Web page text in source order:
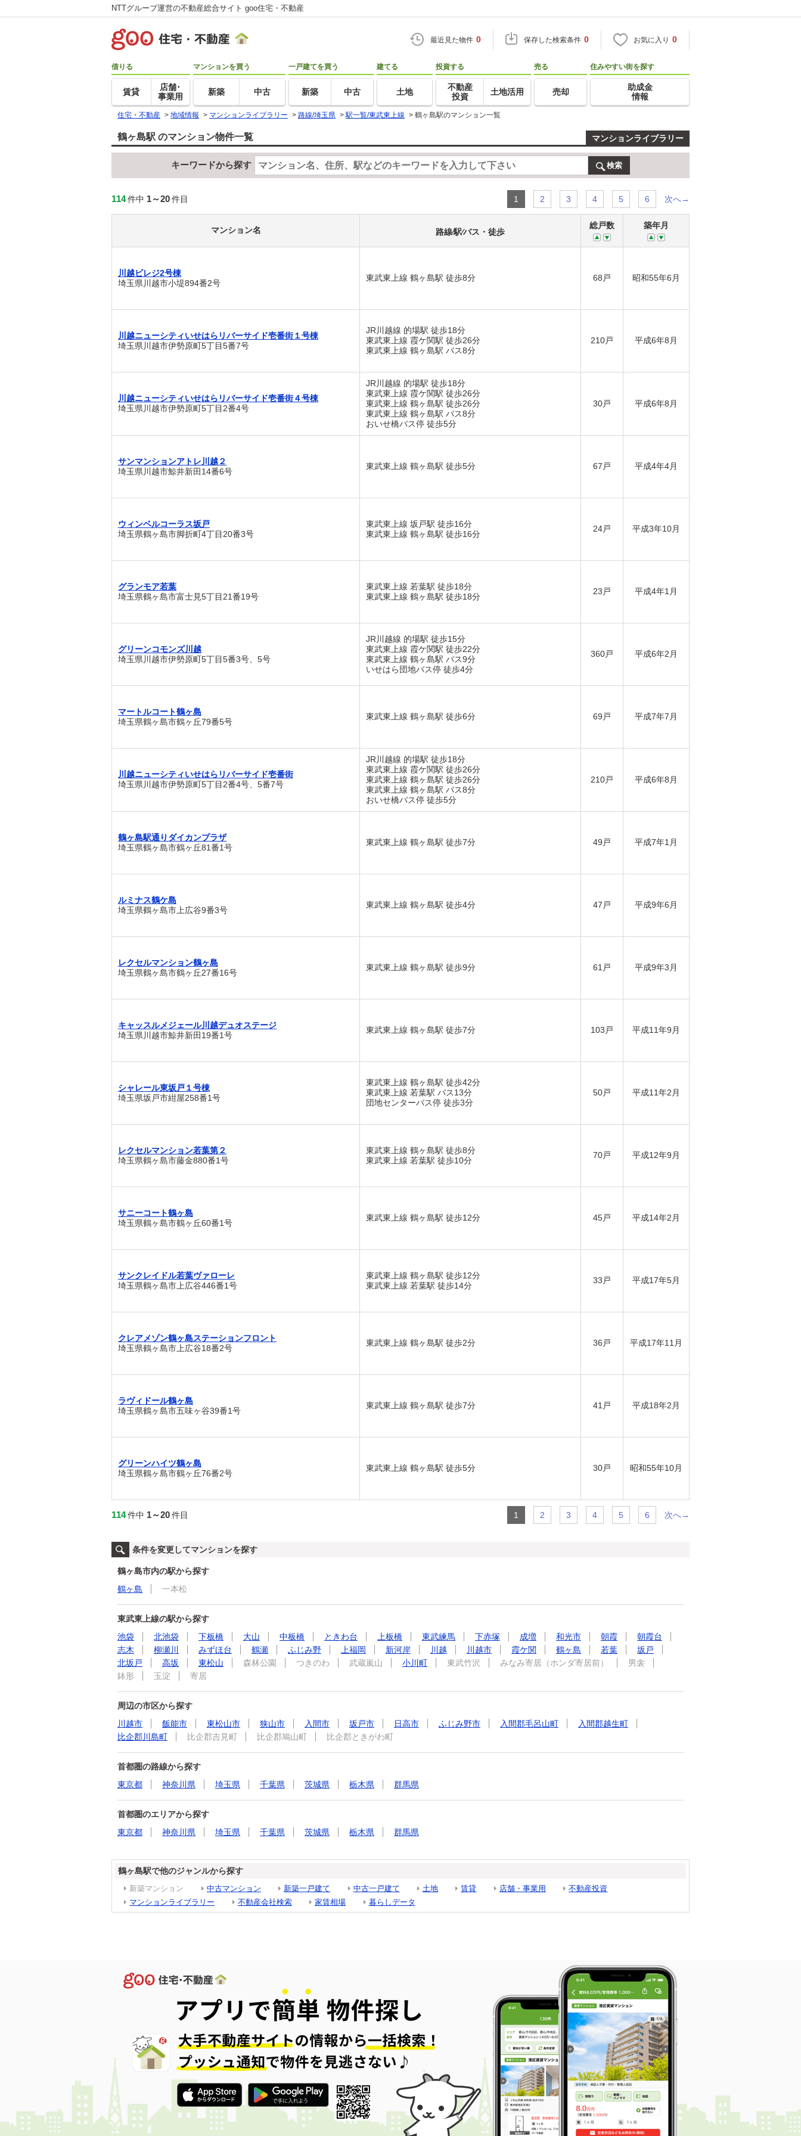
NTTグループ運営の不動産総合サイト goo住宅・不動産
最近見た物件 0 保存した検索条件 0 お気に入り 0
借りる
賃貸
店舗･
事業用
マンションを買う
新築 中古
一戸建てを買う
新築 中古
建てる
土地
投資する
不動産
投資
土地活用
売る
売却
住みやすい街を探す
助成金
情報
住宅・不動産 > 地域情報 > マンションライブラリー > 路線/埼玉県 > 駅一覧/東武東上線 > 鶴ヶ島駅のマンション一覧
鶴ヶ島駅 のマンション物件一覧 マンションライブラリー
キーワードから探す 検索
114件中 1～20件目 1 2 3 4 5 6 次へ→
マンション名 路線⁄駅⁄バス・徒歩
総戸数 築年月
川越ビレジ2号棟
埼玉県川越市小堤894番2号
東武東上線 鶴ヶ島駅 徒歩8分 68戸 昭和55年6月
川越ニューシティいせはらリバーサイド壱番街１号棟
埼玉県川越市伊勢原町5丁目5番7号
JR川越線 的場駅 徒歩18分
東武東上線 霞ケ関駅 徒歩26分
東武東上線 鶴ヶ島駅 バス8分
210戸 平成6年8月
川越ニューシティいせはらリバーサイド壱番街４号棟
埼玉県川越市伊勢原町5丁目2番4号
JR川越線 的場駅 徒歩18分
東武東上線 霞ケ関駅 徒歩26分
東武東上線 鶴ヶ島駅 徒歩26分
東武東上線 鶴ヶ島駅 バス8分
おいせ橋バス停 徒歩5分
30戸 平成6年8月
サンマンションアトレ川越２
埼玉県川越市鯨井新田14番6号
東武東上線 鶴ヶ島駅 徒歩5分 67戸 平成4年4月
ウィンベルコーラス坂戸
埼玉県鶴ヶ島市脚折町4丁目20番3号
東武東上線 坂戸駅 徒歩16分
東武東上線 鶴ヶ島駅 徒歩16分
24戸 平成3年10月
グランモア若葉
埼玉県鶴ヶ島市富士見5丁目21番19号
東武東上線 若葉駅 徒歩18分
東武東上線 鶴ヶ島駅 徒歩18分
23戸 平成4年1月
グリーンコモンズ川越
埼玉県川越市伊勢原町5丁目5番3号、5号
JR川越線 的場駅 徒歩15分
東武東上線 霞ケ関駅 徒歩22分
東武東上線 鶴ヶ島駅 バス9分
いせはら団地バス停 徒歩4分
360戸 平成6年2月
マートルコート鶴ヶ島
埼玉県鶴ヶ島市鶴ヶ丘79番5号
東武東上線 鶴ヶ島駅 徒歩6分 69戸 平成7年7月
川越ニューシティいせはらリバーサイド壱番街
埼玉県川越市伊勢原町5丁目2番4号、5番7号
JR川越線 的場駅 徒歩18分
東武東上線 霞ケ関駅 徒歩26分
東武東上線 鶴ヶ島駅 徒歩26分
東武東上線 鶴ヶ島駅 バス8分
おいせ橋バス停 徒歩5分
210戸 平成6年8月
鶴ヶ島駅通りダイカンプラザ
埼玉県鶴ヶ島市鶴ヶ丘81番1号
東武東上線 鶴ヶ島駅 徒歩7分 49戸 平成7年1月
ルミナス鶴ケ島
埼玉県鶴ヶ島市上広谷9番3号
東武東上線 鶴ヶ島駅 徒歩4分 47戸 平成9年6月
レクセルマンション鶴ヶ島
埼玉県鶴ヶ島市鶴ヶ丘27番16号
東武東上線 鶴ヶ島駅 徒歩9分 61戸 平成9年3月
キャッスルメジェール川越デュオステージ
埼玉県川越市鯨井新田19番1号
東武東上線 鶴ヶ島駅 徒歩7分 103戸 平成11年9月
シャレール東坂戸１号棟
埼玉県坂戸市紺屋258番1号
東武東上線 鶴ヶ島駅 徒歩42分
東武東上線 若葉駅 バス13分
団地センターバス停 徒歩3分
50戸 平成11年2月
レクセルマンション若葉第２
埼玉県鶴ヶ島市藤金880番1号
東武東上線 鶴ヶ島駅 徒歩8分
東武東上線 若葉駅 徒歩10分
70戸 平成12年9月
サニーコート鶴ヶ島
埼玉県鶴ヶ島市鶴ヶ丘60番1号
東武東上線 鶴ヶ島駅 徒歩12分 45戸 平成14年2月
サンクレイドル若葉ヴァローレ
埼玉県鶴ヶ島市上広谷446番1号
東武東上線 鶴ヶ島駅 徒歩12分
東武東上線 若葉駅 徒歩14分
33戸 平成17年5月
クレアメゾン鶴ヶ島ステーションフロント
埼玉県鶴ヶ島市上広谷18番2号
東武東上線 鶴ヶ島駅 徒歩2分 36戸 平成17年11月
ラヴィドール鶴ヶ島
埼玉県鶴ヶ島市五味ヶ谷39番1号
東武東上線 鶴ヶ島駅 徒歩7分 41戸 平成18年2月
グリーンハイツ鶴ヶ島
埼玉県鶴ヶ島市鶴ヶ丘76番2号
東武東上線 鶴ヶ島駅 徒歩5分 30戸 昭和55年10月
114件中 1～20件目 1 2 3 4 5 6 次へ→
条件を変更してマンションを探す
鶴ヶ島市内の駅から探す
鶴ヶ島
一本松
東武東上線の駅から探す
池袋
北池袋 下板橋 大山 中板橋 ときわ台 上板橋 東武練馬 下赤塚 成増 和光市 朝霞
朝霞台
志木
柳瀬川 みずほ台 鶴瀬 ふじみ野 上福岡 新河岸 川越 川越市 霞ケ関 鶴ヶ島 若葉
坂戸
北坂戸
高坂 東松山 森林公園 つきのわ 武蔵嵐山 小川町 東武竹沢 みなみ寄居（ホンダ寄居前）
男衾
鉢形
玉淀 寄居
周辺の市区から探す
川越市
飯能市 東松山市 狭山市 入間市 坂戸市 日高市 ふじみ野市 入間郡毛呂山町
入間郡越生町
比企郡川島町
比企郡吉見町 比企郡鳩山町 比企郡ときがわ町
首都圏の路線から探す
東京都
神奈川県 埼玉県 千葉県 茨城県 栃木県 群馬県
首都圏のエリアから探す
東京都
神奈川県 埼玉県 千葉県 茨城県 栃木県 群馬県
鶴ヶ島駅で他のジャンルから探す
新築マンション 中古マンション 新築一戸建て 中古一戸建て 土地 賃貸 店舗・事業用
不動産投資
マンションライブラリー
不動産会社検索 家賃相場 暮らしデータ